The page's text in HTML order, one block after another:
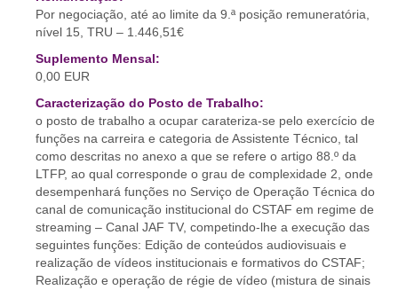
Por negociação, até ao limite da 9.ª posição remuneratória,
nível 15, TRU – 1.446,51€
Suplemento Mensal:
0,00 EUR
Caracterização do Posto de Trabalho:
o posto de trabalho a ocupar carateriza-se pelo exercício de
funções na carreira e categoria de Assistente Técnico, tal
como descritas no anexo a que se refere o artigo 88.º da
LTFP, ao qual corresponde o grau de complexidade 2, onde
desempenhará funções no Serviço de Operação Técnica do
canal de comunicação institucional do CSTAF em regime de
streaming – Canal JAF TV, competindo-lhe a execução das
seguintes funções: Edição de conteúdos audiovisuais e
realização de vídeos institucionais e formativos do CSTAF;
Realização e operação de régie de vídeo (mistura de sinais